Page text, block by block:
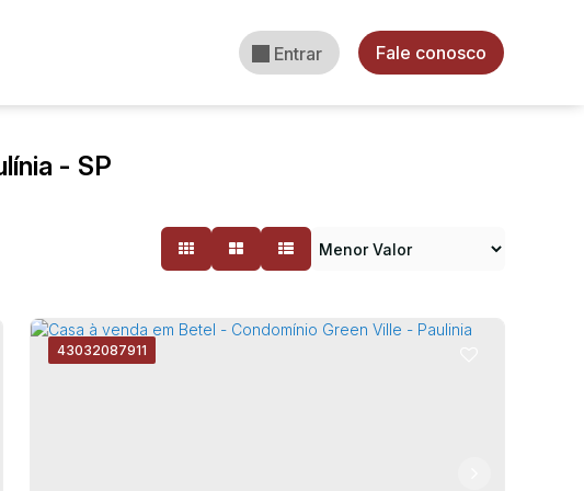
Fale conosco
Entrar
- SP
43032087911